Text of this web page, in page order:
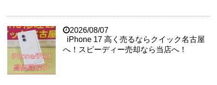
2026/08/07
iPhone 17 高く売るならクイック名古屋
へ！スピーディー売却なら当店へ！